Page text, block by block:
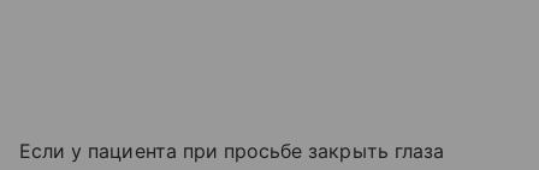
Если у пациента при просьбе закрыть глаза